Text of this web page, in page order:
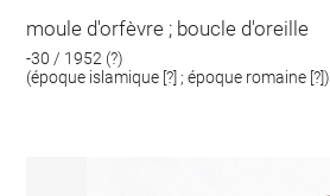
moule d'orfèvre ; boucle d'oreille
-30 / 1952 (?)
(époque islamique [?] ; époque romaine [?])